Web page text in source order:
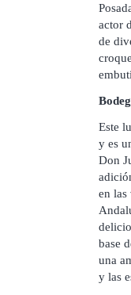
actor
de
Este
y es
Don
en las
base
una
y las